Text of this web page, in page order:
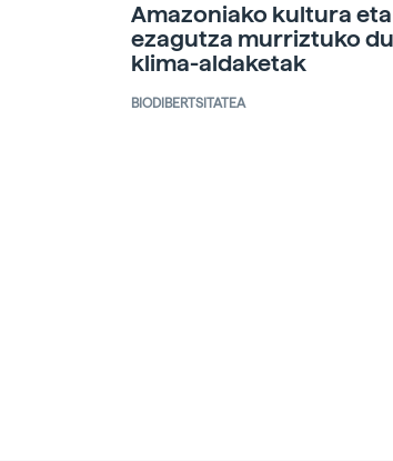
Amazoniako kultura eta
ezagutza murriztuko du
klima-aldaketak
BIODIBERTSITATEA